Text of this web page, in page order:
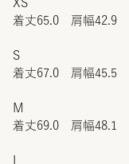
XS
着丈65.0 肩幅42.9
S
着丈67.0 肩幅45.5
M
着丈69.0 肩幅48.1